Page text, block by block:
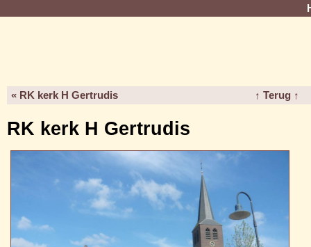
« RK kerk H Gertrudis ↑ Terug ↑
RK kerk H Gertrudis